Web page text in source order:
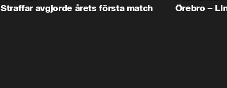
Straffar avgjorde årets första match Örebro –